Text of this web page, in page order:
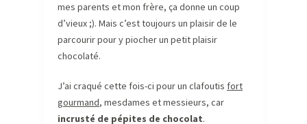
mes parents et mon frère, ça donne un coup
d’vieux ;). Mais c’est toujours un plaisir de le
parcourir pour y piocher un petit plaisir
chocolaté.
J’ai craqué cette fois-ci pour un clafoutis fort
gourmand, mesdames et messieurs, car
incrusté de pépites de chocolat.